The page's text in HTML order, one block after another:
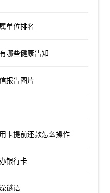
单位排名
哪些健康告知
报告图片
卡提前还款怎么操作
银行卡
谜语